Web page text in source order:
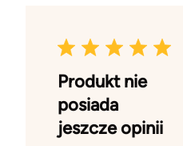
Produkt nie
posiada
jeszcze opinii